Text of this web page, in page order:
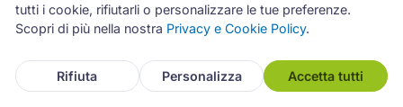
stesso intervento; per pezzi specifici da ordinare
servono pochi giorni in più.
tutti i cookie, rifiutarli o personalizzare le tue preferenze.
Scopri di più nella nostra Privacy e Cookie Policy.
Rifiuta Personalizza Accetta tutti